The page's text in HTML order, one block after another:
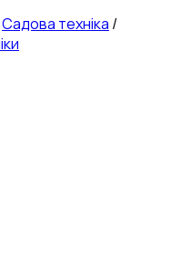
Садова техніка /